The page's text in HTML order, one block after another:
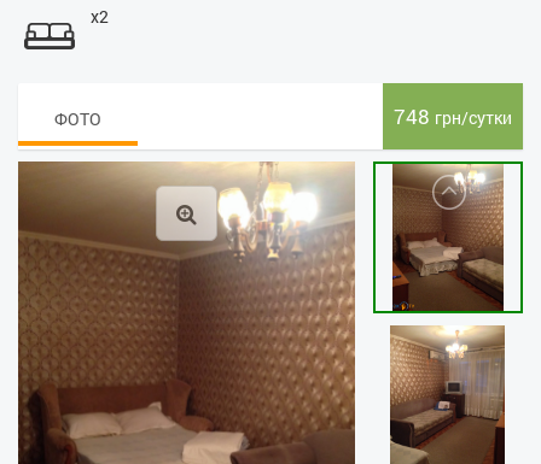
x2
ФОТО 748 грн/сутки